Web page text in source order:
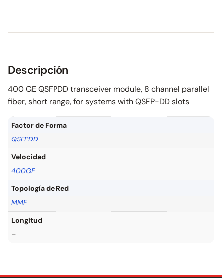
Descripción
400 GE QSFPDD transceiver module, 8 channel parallel
fiber, short range, for systems with QSFP-DD slots
Factor de Forma
QSFPDD
Velocidad
400GE
Topología de Red
MMF
Longitud
–